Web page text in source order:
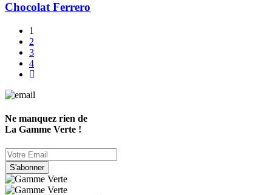
Chocolat Ferrero
1
2
3
4
Ne manquez rien de
La Gamme Verte !
S'abonner